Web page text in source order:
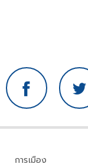
การเมือง